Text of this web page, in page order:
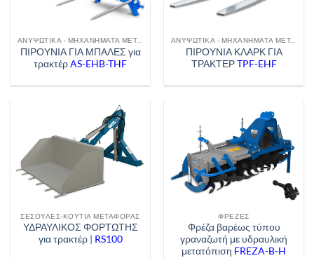
ΑΝΥΨΩΤΙΚΆ - ΜΗΧΑΝΉΜΑΤΑ ΜΕΤΑΦΟΡΆΣ
ΠΙΡΟΥΝΙΑ ΓΙΑ ΜΠΑΛΕΣ για
τρακτέρAS-EHB-THF
ΑΝΥΨΩΤΙΚΆ - ΜΗΧΑΝΉΜΑΤΑ ΜΕΤΑΦΟΡΆΣ
ΠΙΡΟΥΝΙΑ ΚΛΑΡΚ ΓΙΑ
ΤΡΑΚΤΕΡTPF-EHF
ΣΈΣΟΥΛΕΣ-ΚΟΥΤΙΆ ΜΕΤΑΦΟΡΆΣ
ΥΔΡΑΥΛΙΚΟΣ ΦΟΡΤΩΤΗΣ
για τρακτέρ | RS100
ΦΡΈΖΕΣ
Φρέζα βαρέως τύπου
γραναζωτή με υδραυλική
μετατόπιση FREZA-B-H